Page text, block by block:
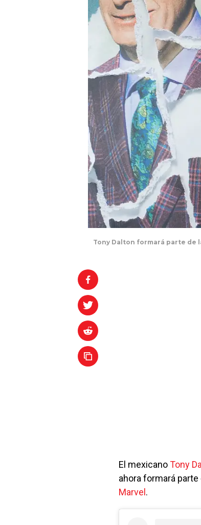
Tony Dalton formará parte de
El mexicanoTony
ahora formará
Marvel .